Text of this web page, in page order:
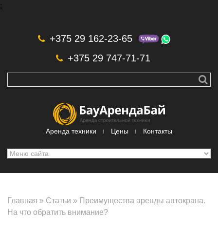
;
+375 29 162-23-65
+375 29 747-71-71
Аренда техники Цены Контакты
Главная » Статьи » Преимущества аренды автокрана.
На что обратить внимание?